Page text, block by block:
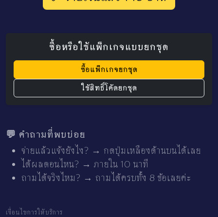
ซื้อหรือใช้แพ็กเกจแบบยกชุด
ซื้อแพ็กเกจยกชุด
ใช้สิทธิ์โค้ดยกชุด
💬 คำถามที่พบบ่อย
จ่ายแล้วแจ้งยังไง? → กดปุ่มเหลืองด้านบนได้เลย
ได้ผลตอนไหน? → ภายใน 10 นาที
ถามได้จริงไหม? → ถามได้ครบทั้ง 8 ข้อเลยค่ะ
เงื่อนไขการให้บริการ